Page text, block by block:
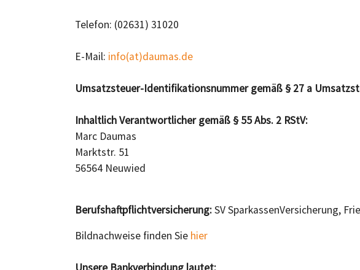
Telefon: (02631) 31020
E-Mail: info(at)daumas.de
Umsatzsteuer-Identifikationsnummer gemäß § 27 a
Inhaltlich Verantwortlicher gemäß § 55 Abs. 2 RStV:
Marc Daumas
Marktstr. 51
56564 Neuwied
Berufshaftpflichtversicherung:SV SparkassenVersicherung,
Bildnachweise finden Sie hier